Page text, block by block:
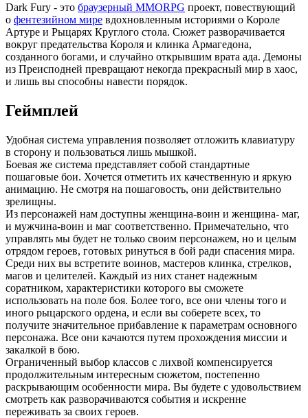
Dark Fury - это браузерный MMORPG проект, повествующий
о фентезийном мире вдохновленным историями о Короле
Артуре и Рыцарях Круглого стола. Сюжет разворачивается
вокруг предательства Короля и клинка Армагедона,
созданного богами, и случайно открывшим врата ада. Демоны
из Преисподней превращают некогда прекрасный мир в хаос,
и лишь вы способны навести порядок.
Геймплей
Удобная система управления позволяет отложить клавиатуру
в сторону и пользоваться лишь мышкой.
Боевая же система представляет собой стандартные
пошаговые бои. Хочется отметить их качественную и яркую
анимацию. Не смотря на пошаговость, они действительно
зрелищны.
Из персонажей нам доступны женщина-воин и женщина- маг,
и мужчина-воин и маг соответственно. Примечательно, что
управлять мы будет не только своим персонажем, но и целым
отрядом героев, готовых ринуться в бой ради спасения мира.
Среди них вы встретите воинов, мастеров клинка, стрелков,
магов и целителей. Каждый из них станет надежным
соратником, характеристики которого вы сможете
использовать на поле боя. Более того, все они члены того и
иного рыцарского ордена, и если вы соберете всех, то
получите значительное прибавление к параметрам основного
персонажа. Все они качаются путем прохождения миссии и
закалкой в бою.
Ограниченный выбор классов с лихвой компенсируется
продолжительным интересным сюжетом, постепенно
раскрывающим особенности мира. Вы будете с удовольствием
смотреть как разворачиваются события и искренне
переживать за своих героев.